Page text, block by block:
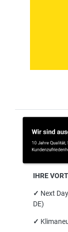
IHRE
✓ Next
DE)
✓